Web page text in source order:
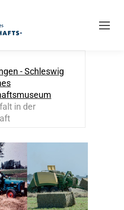
- Schleswig
in der